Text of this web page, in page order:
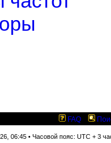
FAQ
06:45 • Часовой пояс: UTC + 3